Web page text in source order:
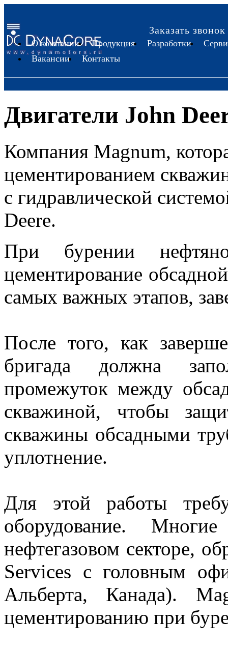
Заказать звонок
О компании Продукция Разработки
Вакансии
Контакты
Двигатели John
Компания Magnum,
цементированием
с гидравлической
Deere.
При бурении
цементирование
самых важных этапов,
После того, как
бригада должна
промежуток между
скважиной, чтобы
скважины обсадными
уплотнение.
Для этой работы
оборудование.
нефтегазовом секторе,
Services с головным
Альберта, Канада).
цементированию при